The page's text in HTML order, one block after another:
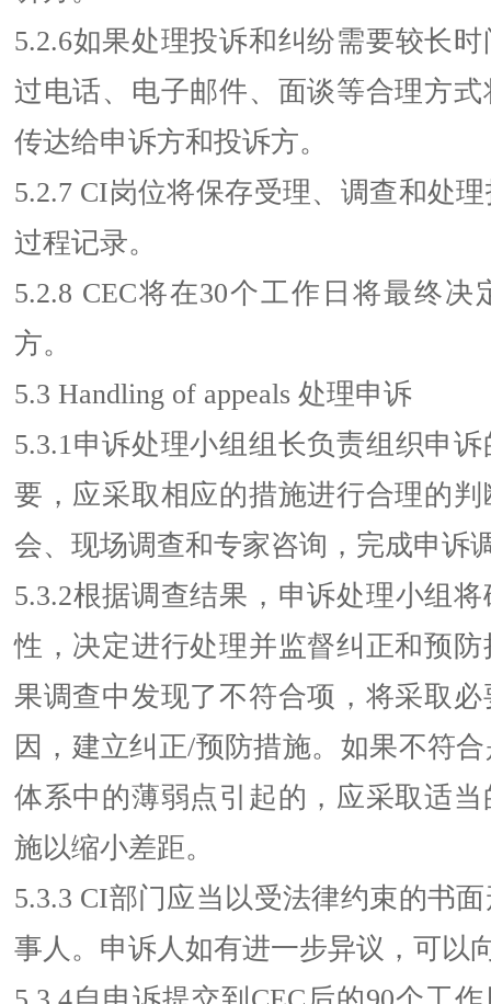
5.2.6如果处理投诉和纠纷需要较长
过电话、电子邮件、面谈等合理方
传达给申诉方和投诉方。
5.2.7 CI岗位将保存受理、调查和处
过程记录。
5.2.8 CEC将在30个工作日将最终决
方。
5.3 Handling of appeals 处理申诉
5.3.1申诉处理小组组长负责组织申
要，应采取相应的措施进行合理的
会、现场调查和专家咨询，完成申诉
5.3.2根据调查结果，申诉处理小组
性，决定进行处理并监督纠正和预
果调查中发现了不符合项，将采取
因，建立纠正/预防措施。如果不符
体系中的薄弱点引起的，应采取适
施以缩小差距。
5.3.3 CI部门应当以受法律约束的书
事人。申诉人如有进一步异议，可以